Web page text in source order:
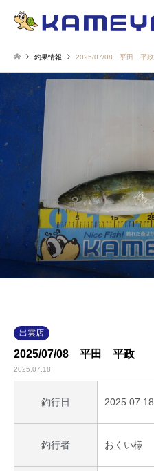
釣果情報 2025/07/08 平田 平政
出雲店
2025/07/08 平田 平政
2025.07.18
釣行日 2025.07.18
釣行者 おくい様